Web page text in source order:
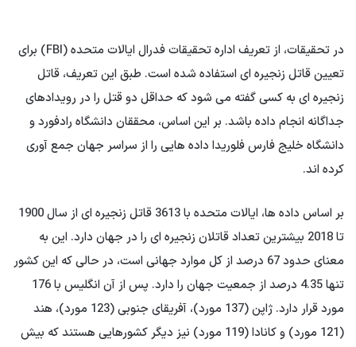
در تحقیقات، از تعریف اداره تحقیقات فدرال ایالات متحده (FBI) برای
تعیین قاتل زنجیره ای استفاده شده است. طبق این تعریف، قاتل
زنجیره ای به کسی گفته می شود که حداقل دو قتل را در رویدادهای
جداگانه انجام داده باشد. بر این اساس، محققان دانشگاه رادفورد و
دانشگاه خلیج فارس فلوریدا داده هایی را از سراسر جهان جمع آوری
کرده اند.
بر اساس داده ها، ایالات متحده با 3613 قاتل زنجیره ای از سال 1900
تا 2018 بیشترین تعداد قاتلان زنجیره ای را در جهان دارد. این به
معنای حدود 67 درصد از کل موارد جهانی است، در حالی که این کشور
تنها 4.35 درصد از جمعیت جهان را دارد. پس از آن انگلیس با 176
مورد قرار دارد. ژاپن (137 مورد)، آفریقای جنوبی (123 مورد)، هند
(121 مورد) و کانادا (119 مورد) نیز دیگر کشورهایی هستند که بیش